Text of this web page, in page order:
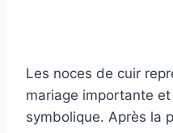
Les noces de cuir
mariage importante
symbolique. Après la